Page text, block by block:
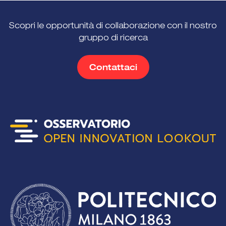
Scopri le opportunità di collaborazione con il nostro
gruppo di ricerca
Contattaci